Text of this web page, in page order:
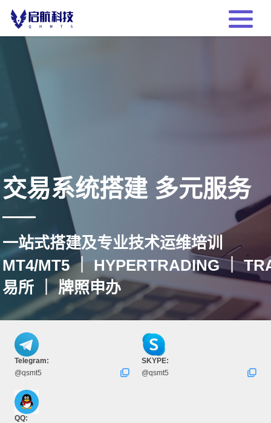
交易系统搭建 多元服务
一站式搭建及专业技术运维培训
MT4/MT5 ｜ HYPERTRADING ｜
易所 ｜ 牌照申办
Telegram:
@qsmt5
SKYPE:
@qsmt5
QQ: